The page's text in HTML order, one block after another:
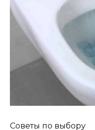
Советы по выбору